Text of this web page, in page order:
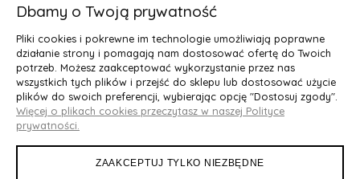
INFORMACJE
MOJE KONTO
O NAS
Deluxury.pl
Dbamy o Twoją prywatność
Pliki cookies i pokrewne im technologie umożliwiają poprawne
działanie strony i pomagają nam dostosować ofertę do Twoich
potrzeb. Możesz zaakceptować wykorzystanie przez nas
wszystkich tych plików i przejść do sklepu lub dostosować użycie
plików do swoich preferencji, wybierając opcję "Dostosuj zgody".
Więcej o plikach cookies przeczytasz w naszej Polityce
prywatności.
ZAAKCEPTUJ TYLKO NIEZBĘDNE